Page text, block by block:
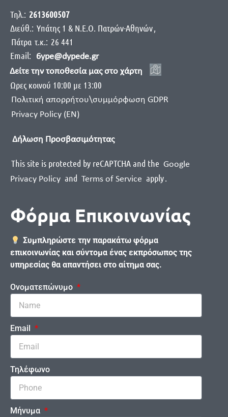
Τηλ.: 2613600507
Διεύθ.: Yπάτης 1 & Ν.Ε.Ο. Πατρών-Αθηνών,
Πάτρα τ.κ.: 26 441
Email:
6ype@dypede.gr
Δείτε την τοποθεσία μας στο χάρτη
Ωρες κοινού 10:00 με 13:00
Πολιτική απορρήτου\συμμόρφωση GDPR
Privacy Policy (EN)
Δήλωση Προσβασιμότητας
This site is protected by reCAPTCHA and the Google
Privacy Policy and Terms of Service apply.
Φόρμα Επικοινωνίας
Συμπληρώστε την παρακάτω φόρμα
επικοινωνίας και σύντομα ένας εκπρόσωπος της
υπηρεσίας θα απαντήσει στο αίτημα σας.
Ονοματεπώνυμο
Email
Τηλέφωνο
Μήνυμα